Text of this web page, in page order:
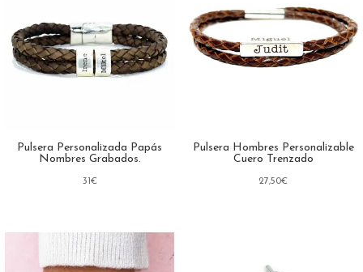
Pulsera Personalizada Papás
Nombres Grabados.
31€
Pulsera Hombres Personalizable
Cuero Trenzado
27,50€